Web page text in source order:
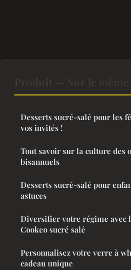
Desserts sucré-salé pour les
vos invités !
Tout savoir sur la culture des
bisannuels
Desserts sucré-salé pour
astuces
Diversifier votre régime avec
Cookeo sucré salé
Personnalisez votre verre à
cadeau unique